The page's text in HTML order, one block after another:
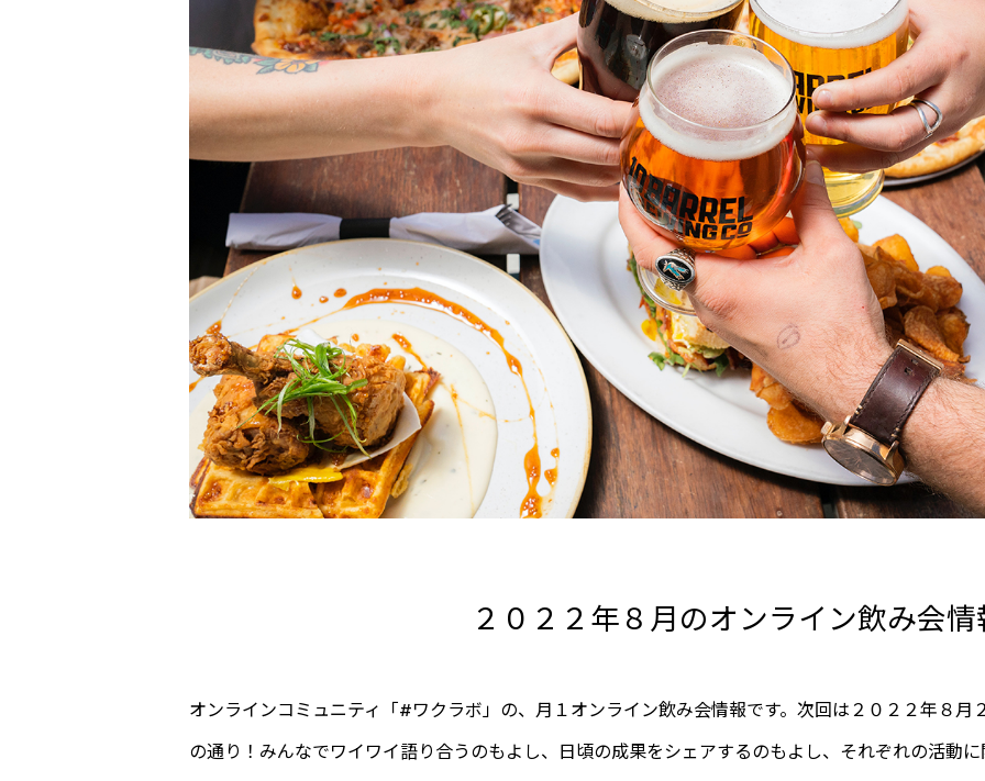
２０２２年８月のオンライン飲み会情
オンラインコミュニティ「#ワクラボ」の、月１オンライン飲み会情報です。次回は２０２２年８月
の通り！みんなでワイワイ語り合うのもよし、日頃の成果をシェアするのもよし、それぞれの活動